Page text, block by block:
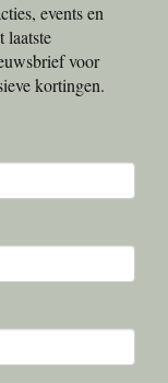
events en
laatste
voor
kortingen.